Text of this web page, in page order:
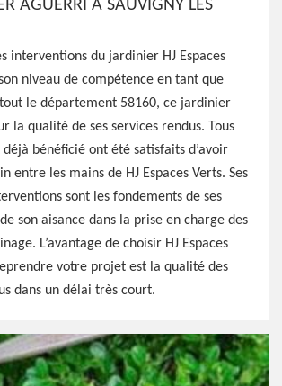
AGUERRI À SAUVIGNY LES
interventions du jardinier HJ Espaces
niveau de compétence en tant que
le département 58160, ce jardinier
la qualité de ses services rendus. Tous
bénéficié ont été satisfaits d’avoir
entre les mains de HJ Espaces Verts. Ses
sont les fondements de ses
son aisance dans la prise en charge des
L’avantage de choisir HJ Espaces
votre projet est la qualité des
dans un délai très court.